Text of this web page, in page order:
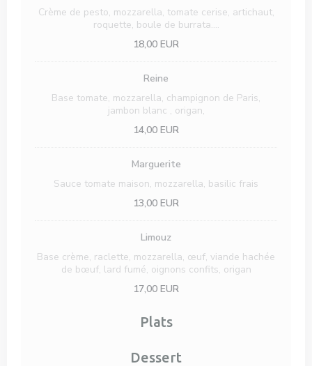
Crème de pesto, mozzarella, tomate cerise, artichaut,
roquette, boule de burrata….
18,00 EUR
Reine
Base tomate, mozzarella, champignon de Paris,
jambon blanc , origan,
14,00 EUR
Marguerite
Sauce tomate maison, mozzarella, basilic frais
13,00 EUR
Limouz
Base crème, raclette, mozzarella, œuf, viande hachée
de bœuf, lard fumé, oignons confits, origan
17,00 EUR
Plats
Dessert